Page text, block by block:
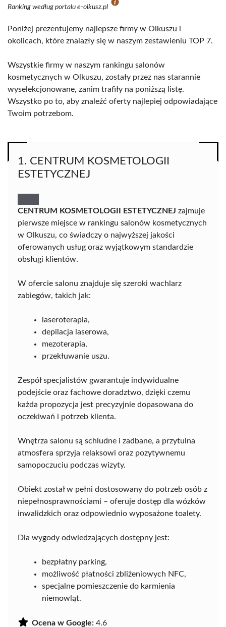
Ranking według portalu e-olkusz.pl
Poniżej prezentujemy najlepsze firmy w Olkuszu i
okolicach, które znalazły się w naszym zestawieniu TOP 7.
Wszystkie firmy w naszym rankingu salonów
kosmetycznych w Olkuszu, zostały przez nas starannie
wyselekcjonowane, zanim trafiły na poniższą listę.
Wszystko po to, aby znaleźć oferty najlepiej odpowiadające
Twoim potrzebom.
1. CENTRUM KOSMETOLOGII
ESTETYCZNEJ
CENTRUM KOSMETOLOGII ESTETYCZNEJ zajmuje
pierwsze miejsce w rankingu salonów kosmetycznych
w Olkuszu, co świadczy o najwyższej jakości
oferowanych usług oraz wyjątkowym standardzie
obsługi klientów.
W ofercie salonu znajduje się szeroki wachlarz
zabiegów, takich jak:
laseroterapia,
depilacja laserowa,
mezoterapia,
przekłuwanie uszu.
Zespół specjalistów gwarantuje indywidualne
podejście oraz fachowe doradztwo, dzięki czemu
każda propozycja jest precyzyjnie dopasowana do
oczekiwań i potrzeb klienta.
Wnętrza salonu są schludne i zadbane, a przytulna
atmosfera sprzyja relaksowi oraz pozytywnemu
samopoczuciu podczas wizyty.
Obiekt został w pełni dostosowany do potrzeb osób z
niepełnosprawnościami – oferuje dostęp dla wózków
inwalidzkich oraz odpowiednio wyposażone toalety.
Dla wygody odwiedzających dostępny jest:
bezpłatny parking,
możliwość płatności zbliżeniowych NFC,
specjalne pomieszczenie do karmienia
niemowląt.
Ocena w Google: 4.6